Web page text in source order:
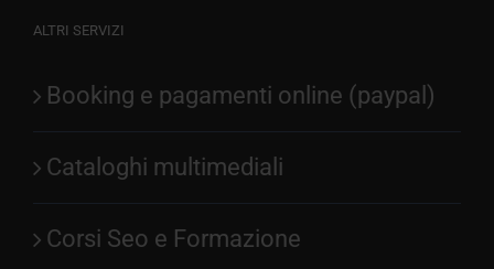
ALTRI SERVIZI
Booking e pagamenti online (paypal)
Cataloghi multimediali
Corsi Seo e Formazione